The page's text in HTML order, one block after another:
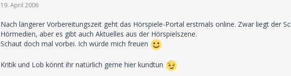
19. April 2006
Nach längerer Vorbereitungszeit geht das Hörspiele-Portal erstmals online. Zwar liegt der
Hörmedien, aber es gibt auch Aktuelles aus der Hörspielszene.
Schaut doch mal vorbei. Ich würde mich freuen
Kritik und Lob könnt ihr natürlich gerne hier kundtun